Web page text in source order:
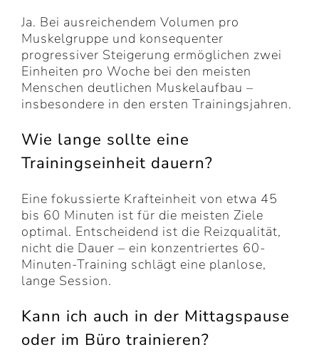
Ja. Bei ausreichendem Volumen pro
Muskelgruppe und konsequenter
progressiver Steigerung ermöglichen zwei
Einheiten pro Woche bei den meisten
Menschen deutlichen Muskelaufbau –
insbesondere in den ersten Trainingsjahren.
Wie lange sollte eine
Trainingseinheit dauern?
Eine fokussierte Krafteinheit von etwa 45
bis 60 Minuten ist für die meisten Ziele
optimal. Entscheidend ist die Reizqualität,
nicht die Dauer – ein konzentriertes 60-
Minuten-Training schlägt eine planlose,
lange Session.
Kann ich auch in der Mittagspause
oder im Büro trainieren?